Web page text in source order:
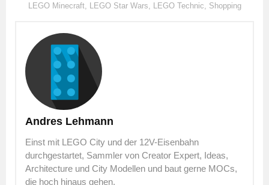
LEGO Minecraft, LEGO Star Wars LEGO Technic Shopping
Andres Lehmann
Einst mit LEGO City und der 12V-Eisenbahn
durchgestartet, Sammler von Creator Expert, Ideas,
Architecture und City Modellen und baut gerne MOCs,
die hoch hinaus gehen.